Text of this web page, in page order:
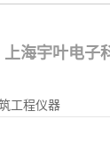
海宇叶电子
工程仪器